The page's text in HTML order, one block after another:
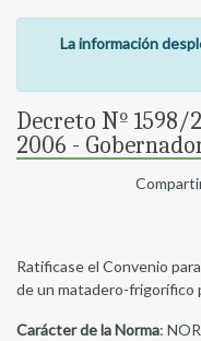
La información
Decreto Nº 1598/
2006 -
Ratificase el Convenio
de un matadero-frigorífico
Carácter de la Norma: